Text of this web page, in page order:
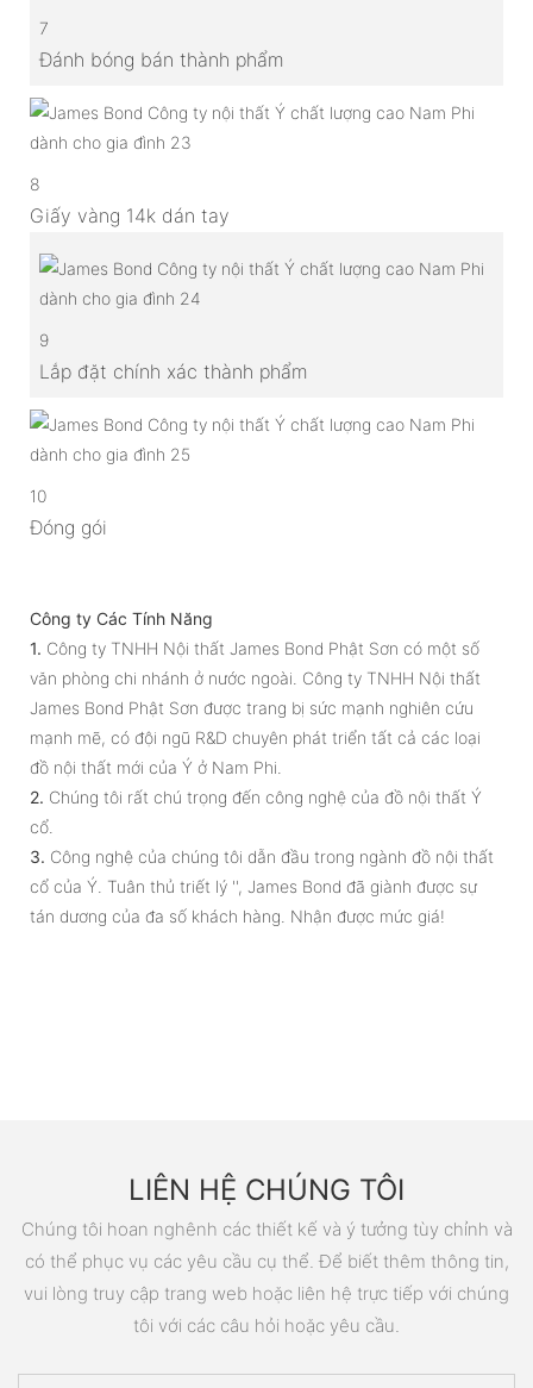
7
Đánh bóng bán thành phẩm
8
Giấy vàng 14k dán tay
9
Lắp đặt chính xác thành phẩm
10
Đóng gói
Công ty Các Tính Năng
1. Công ty TNHH Nội thất James Bond Phật Sơn có một số
văn phòng chi nhánh ở nước ngoài. Công ty TNHH Nội thất
James Bond Phật Sơn được trang bị sức mạnh nghiên cứu
mạnh mẽ, có đội ngũ R&D chuyên phát triển tất cả các loại
đồ nội thất mới của Ý ở Nam Phi.
2. Chúng tôi rất chú trọng đến công nghệ của đồ nội thất Ý
cổ.
3. Công nghệ của chúng tôi dẫn đầu trong ngành đồ nội thất
cổ của Ý. Tuân thủ triết lý '', James Bond đã giành được sự
tán dương của đa số khách hàng. Nhận được mức giá!
LIÊN HỆ CHÚNG TÔI
Chúng tôi hoan nghênh các thiết kế và ý tưởng tùy chỉnh và
có thể phục vụ các yêu cầu cụ thể. Để biết thêm thông tin,
vui lòng truy cập trang web hoặc liên hệ trực tiếp với chúng
tôi với các câu hỏi hoặc yêu cầu.